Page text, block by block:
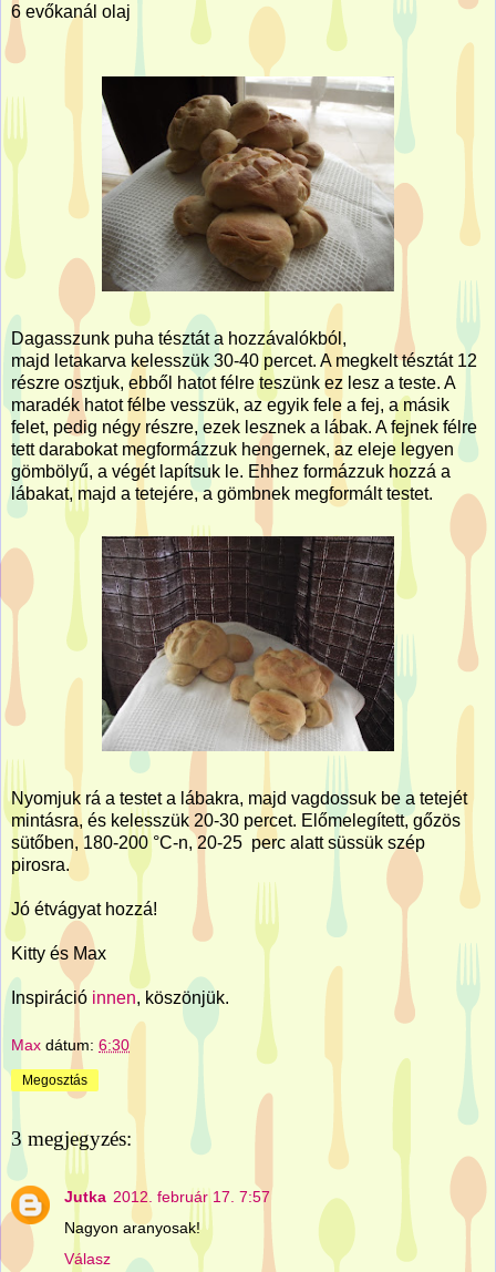
6 evőkanál olaj
Dagasszunk puha tésztát a hozzávalókból,
majd letakarva kelesszük 30-40 percet. A megkelt tésztát 12
részre osztjuk, ebből hatot félre teszünk ez lesz a teste. A
maradék hatot félbe vesszük, az egyik fele a fej, a másik
felet, pedig négy részre, ezek lesznek a lábak. A fejnek félre
tett darabokat megformázzuk hengernek, az eleje legyen
gömbölyű, a végét lapítsuk le. Ehhez formázzuk hozzá a
lábakat, majd a tetejére, a gömbnek megformált testet.
Nyomjuk rá a testet a lábakra, majd vagdossuk be a tetejét
mintásra, és kelesszük 20-30 percet. Előmelegített, gőzös
sütőben, 180-200 °C-n, 20-25 perc alatt süssük szép
pirosra.
Jó étvágyat hozzá!
Kitty és Max
Inspiráció innen, köszönjük.
Max dátum: 6:30
Megosztás
3 megjegyzés:
Jutka 2012. február 17. 7:57
Nagyon aranyosak!
Válasz